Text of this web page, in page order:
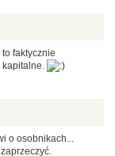
faktycznie
kapitalne.
o osobnikach...